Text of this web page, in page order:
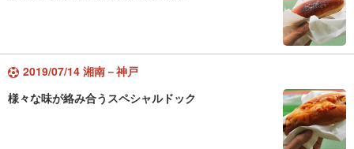
2019/07/14 湘南－神戸
様々な味が絡み合うスペシャルドック